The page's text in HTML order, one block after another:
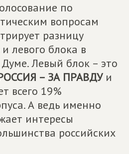
по
вопросам
разницу
левого блока в
Левый блок – это
– ЗА ПРАВДУи
всего 19%
А ведь именно
интересы
российских